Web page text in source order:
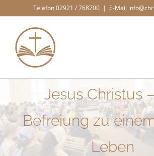
springen
Telefon 02921 / 768700 | E-Mail
Jesus Christus
Befreiung zu
Leben